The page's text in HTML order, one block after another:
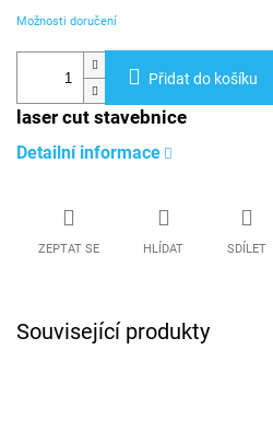
Možnosti doručení
Přidat do košíku
laser cut stavebnice
Detailní informace
ZEPTAT SE HLÍDAT SDÍLET
Související produkty